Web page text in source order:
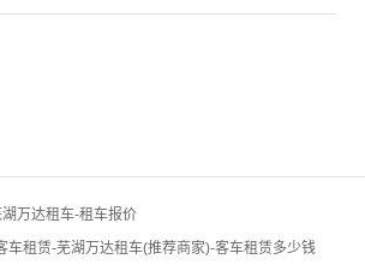
万达租车-租车报价
车租赁-芜湖万达租车(推荐商家)-客车租赁多少钱